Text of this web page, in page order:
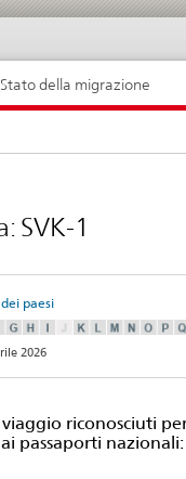
della migrazione
SVK-1
paesi
2026
riconosciuti
passaporti nazionali: